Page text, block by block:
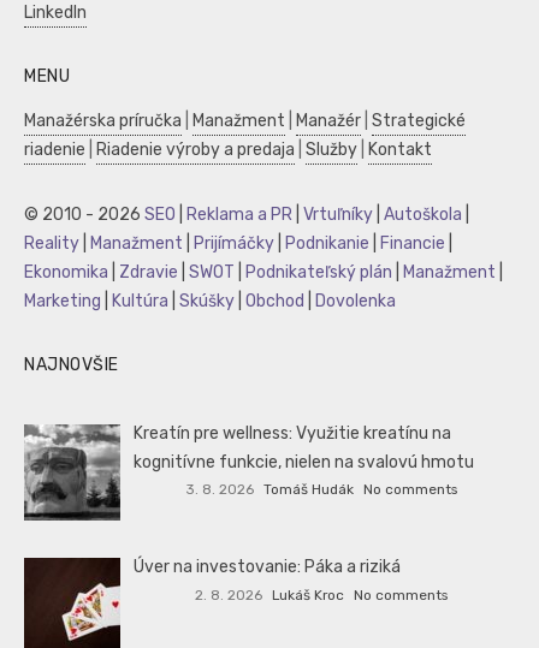
LinkedIn
MENU
Manažérska príručka Manažment Manažér Strategické
riadenie
Riadenie výroby a predaja Služby Kontakt
© 2010 - 2026 SEO Reklama a PR Vrtuľníky Autoškola
Reality
Manažment Prijímáčky Podnikanie Financie
Ekonomika
Zdravie SWOT Podnikateľský plán Manažment
Marketing
Kultúra Skúšky Obchod Dovolenka
NAJNOVŠIE
Kreatín pre wellness: Využitie kreatínu na
kognitívne funkcie, nielen na svalovú hmotu
3. 8. 2026 Tomáš Hudák No comments
Úver na investovanie: Páka a riziká
2. 8. 2026 Lukáš Kroc No comments